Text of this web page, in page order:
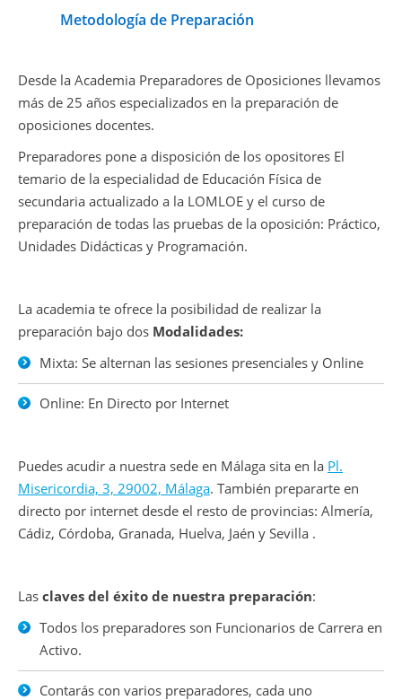
Metodología de Preparación
Desde la Academia Preparadores de Oposiciones llevamos
más de 25 años especializados en la preparación de
oposiciones docentes.
Preparadores pone a disposición de los opositores El
temario de la especialidad de Educación Física de
secundaria actualizado a la LOMLOE y el curso de
preparación de todas las pruebas de la oposición: Práctico,
Unidades Didácticas y Programación.
La academia te ofrece la posibilidad de realizar la
preparación bajo dos Modalidades:
Mixta: Se alternan las sesiones presenciales y Online
Online: En Directo por Internet
Puedes acudir a nuestra sede en Málaga sita en la Pl.
Misericordia, 3, 29002, Málaga. También prepararte en
directo por internet desde el resto de provincias: Almería,
Cádiz, Córdoba, Granada, Huelva, Jaén y Sevilla .
Las claves del éxito de nuestra preparación:
Todos los preparadores son Funcionarios de Carrera en
Activo.
Contarás con varios preparadores, cada uno